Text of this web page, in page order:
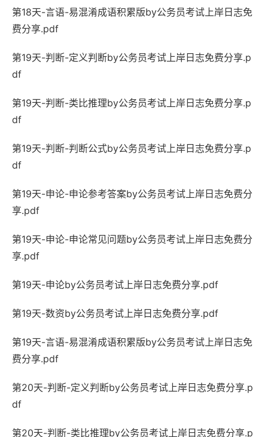
第18天-言语-易混淆成语积累版by公务员考试上岸日志免
费分享.pdf
第19天-判断-定义判断by公务员考试上岸日志免费分享.p
df
第19天-判断-类比推理by公务员考试上岸日志免费分享.p
df
第19天-判断-判断公式by公务员考试上岸日志免费分享.p
df
第19天-申论-申论参考答案by公务员考试上岸日志免费分
享.pdf
第19天-申论-申论常见问题by公务员考试上岸日志免费分
享.pdf
第19天-申论by公务员考试上岸日志免费分享.pdf
第19天-数资by公务员考试上岸日志免费分享.pdf
第19天-言语-易混淆成语积累版by公务员考试上岸日志免
费分享.pdf
第20天-判断-定义判断by公务员考试上岸日志免费分享.p
df
第20天-判断-类比推理by公务员考试上岸日志免费分享.p